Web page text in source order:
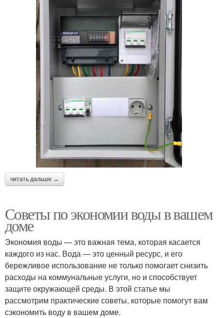
читать дальше →
Советы по экономии воды в вашем
доме
Экономия воды — это важная тема, которая касается
каждого из нас. Вода — это ценный ресурс, и его
бережливое использование не только помогает снизить
расходы на коммунальные услуги, но и способствует
защите окружающей среды. В этой статье мы
рассмотрим практические советы, которые помогут вам
сэкономить воду в вашем доме.